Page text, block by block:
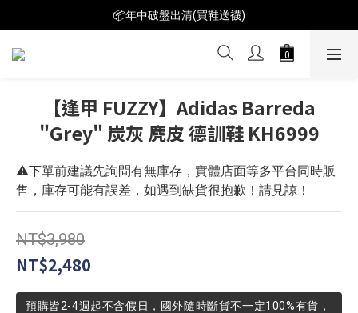
📦年中破盤出清(買鞋送襪)
📦年中破盤出清(買鞋送襪)
$199短T火熱特賣👕多件再折扣！
【逢甲 FUZZY】Adidas Barreda
"Grey" 炭灰 麂皮 德訓鞋 KH6999
⚠️下單前建議先詢問有無庫存，實體店面等多平台同時販
售，庫存可能有誤差，如遇到缺貨很抱歉！請見諒！
NT$3,980
NT$2,480
預購皆2-4週起不含假日，國外隨時斷貨不一定100%有貨，